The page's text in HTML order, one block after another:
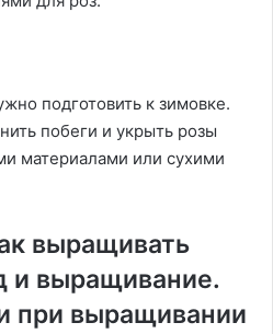
подготовить к зимовке.
побеги и укрыть розы
материалами или сухими
выращивать
и выращивание.
при выращивании